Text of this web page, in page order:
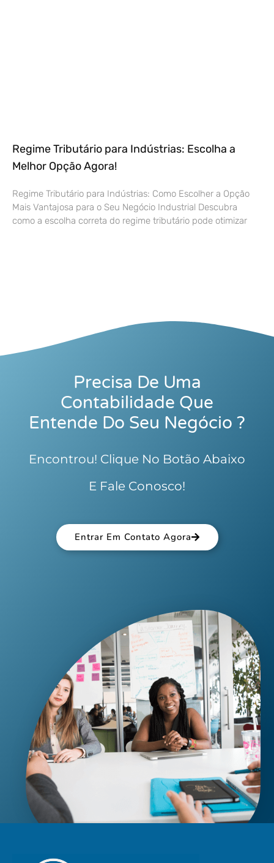
Regime Tributário para Indústrias: Escolha a
Melhor Opção Agora!
Regime Tributário para Indústrias: Como Escolher a Opção
Mais Vantajosa para o Seu Negócio Industrial Descubra
como a escolha correta do regime tributário pode otimizar
Precisa De Uma
Contabilidade Que
Entende Do Seu Negócio ?
Encontrou! Clique No Botão Abaixo
E Fale Conosco!
Entrar Em Contato Agora